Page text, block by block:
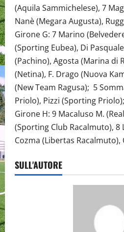
(Aquila Sammichelese), 7
Nanè (Megara Augusta),
Girone G: 7 Marino
(Sporting Eubea), Di
(Pachino), Agosta (Marina di
(Netina), F. Drago (Nuova
(New Team Ragusa); 5
Priolo), Pizzi (Sporting Priolo);
Girone H: 9 Macaluso M.
(Sporting Club Racalmuto), 8
Cozma (Libertas Racalmuto),
SULL'AUTORE